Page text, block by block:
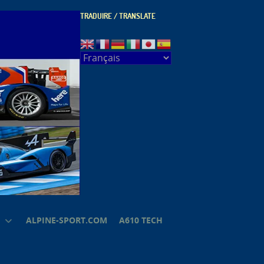
TRADUIRE / TRANSLATE
ALPINE-SPORT.COM A610 TECH